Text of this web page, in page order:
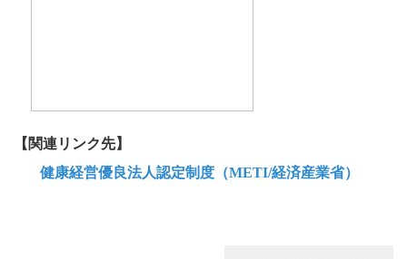
【関連リンク先】
健康経営優良法人認定制度（METI/経済産業省）